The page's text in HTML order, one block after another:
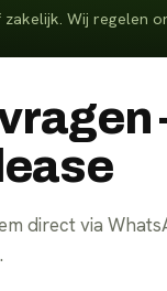
Wij regelen
direct via